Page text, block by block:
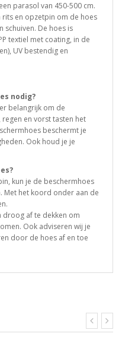
parasol van 450-500 cm.
rits en opzetpin om de hoes
schuiven. De hoes is
textiel met coating, in de
UV bestendig en
nodig?
belangrijk om de
en vorst tasten het
beschermt je
Ook houd je je
kun je de beschermhoes
Met het koord onder aan de
droog af te dekken om
Ook adviseren wij je
door de hoes af en toe